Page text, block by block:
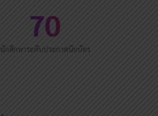
70
นักศึกษาระดับประกาศนียบัตร